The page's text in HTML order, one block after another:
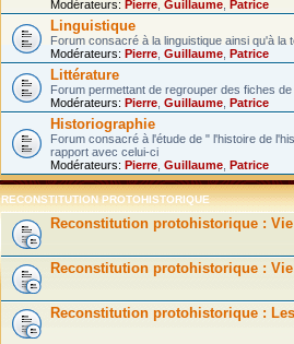
Modérateurs: Pierre Guillaume Patrice
Linguistique
Forum consacré à la linguistique ainsi qu'à la
Modérateurs: Pierre Guillaume Patrice
Littérature
Forum permettant de regrouper des fiches
Modérateurs: Pierre Guillaume Patrice
Historiographie
Forum consacré à l'étude de " l'histoire de
rapport avec celui-ci
Modérateurs: Pierre Guillaume Patrice
RECONSTITUTION PROTOHISTORIQUE
Reconstitution protohistorique :
Reconstitution protohistorique :
Reconstitution protohistorique :